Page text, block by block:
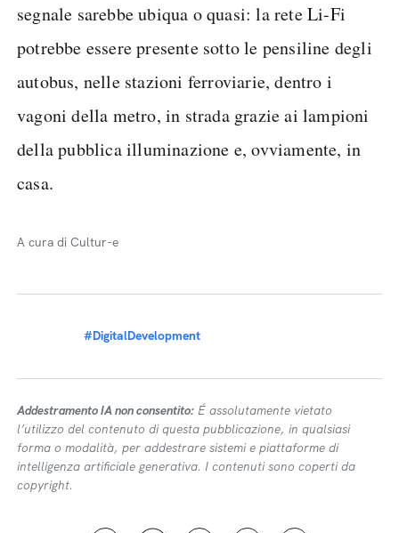
segnale sarebbe ubiqua o quasi: la rete Li-Fi
potrebbe essere presente sotto le pensiline degli
autobus, nelle stazioni ferroviarie, dentro i
vagoni della metro, in strada grazie ai lampioni
della pubblica illuminazione e, ovviamente, in
casa.
A cura di Cultur-e
#DigitalDevelopment
Addestramento IA non consentito: É assolutamente vietato
l’utilizzo del contenuto di questa pubblicazione, in qualsiasi
forma o modalità, per addestrare sistemi e piattaforme di
intelligenza artificiale generativa. I contenuti sono coperti da
copyright.